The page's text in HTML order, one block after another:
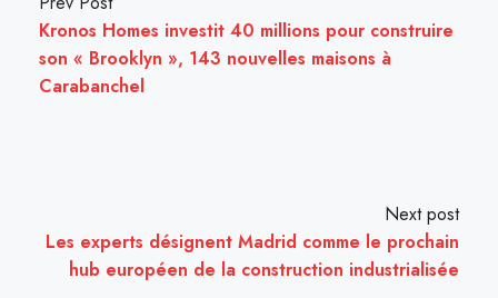
Kronos Homes investit 40 millions pour construire
son « Brooklyn », 143 nouvelles maisons à
Carabanchel
Next post
Les experts désignent Madrid comme le prochain
hub européen de la construction industrialisée